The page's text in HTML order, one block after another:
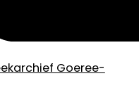
Goeree-